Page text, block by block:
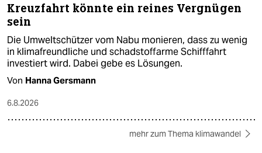
Kreuzfahrt könnte ein reines Vergnügen
sein
Die Umweltschützer vom Nabu monieren, dass zu wenig
in klimafreundliche und schadstoffarme Schifffahrt
investiert wird. Dabei gebe es Lösungen.
Von Hanna Gersmann
6.8.2026
mehr zum Thema klimawandel